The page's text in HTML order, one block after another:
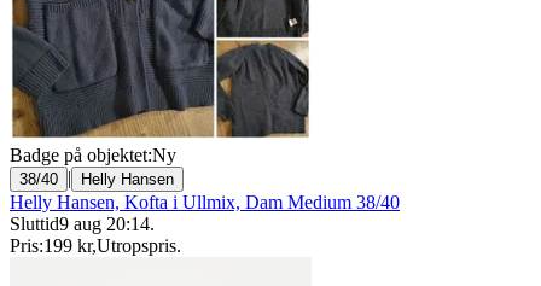
Badge på objektet:Ny
38/40 | Helly Hansen
Helly Hansen, Kofta i Ullmix, Dam Medium 38/40
Sluttid9 aug 20:14.
Pris:199 kr,Utropspris.